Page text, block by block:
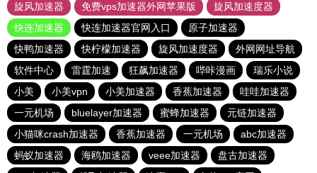
旋风加速器
免费vps加速器外网苹果版
旋风加速度器
快连加速器
快连加速器官网入口
原子加速器
快鸭加速器
快柠檬加速器 旋风加速度器
外网网址导航
软件中心
雷霆加速 狂飙加速器 哔咔漫画
瑞乐小说
小美
小美vpn 小美加速器 香蕉加速器
哇哇加速器
一元机场
bluelayer加速器 蜜蜂加速器
元链加速器
小猫咪crash加速器
香蕉加速器 一元机场
abc加速器
蚂蚁加速器
海鸥加速器 veee加速器
盘古加速器